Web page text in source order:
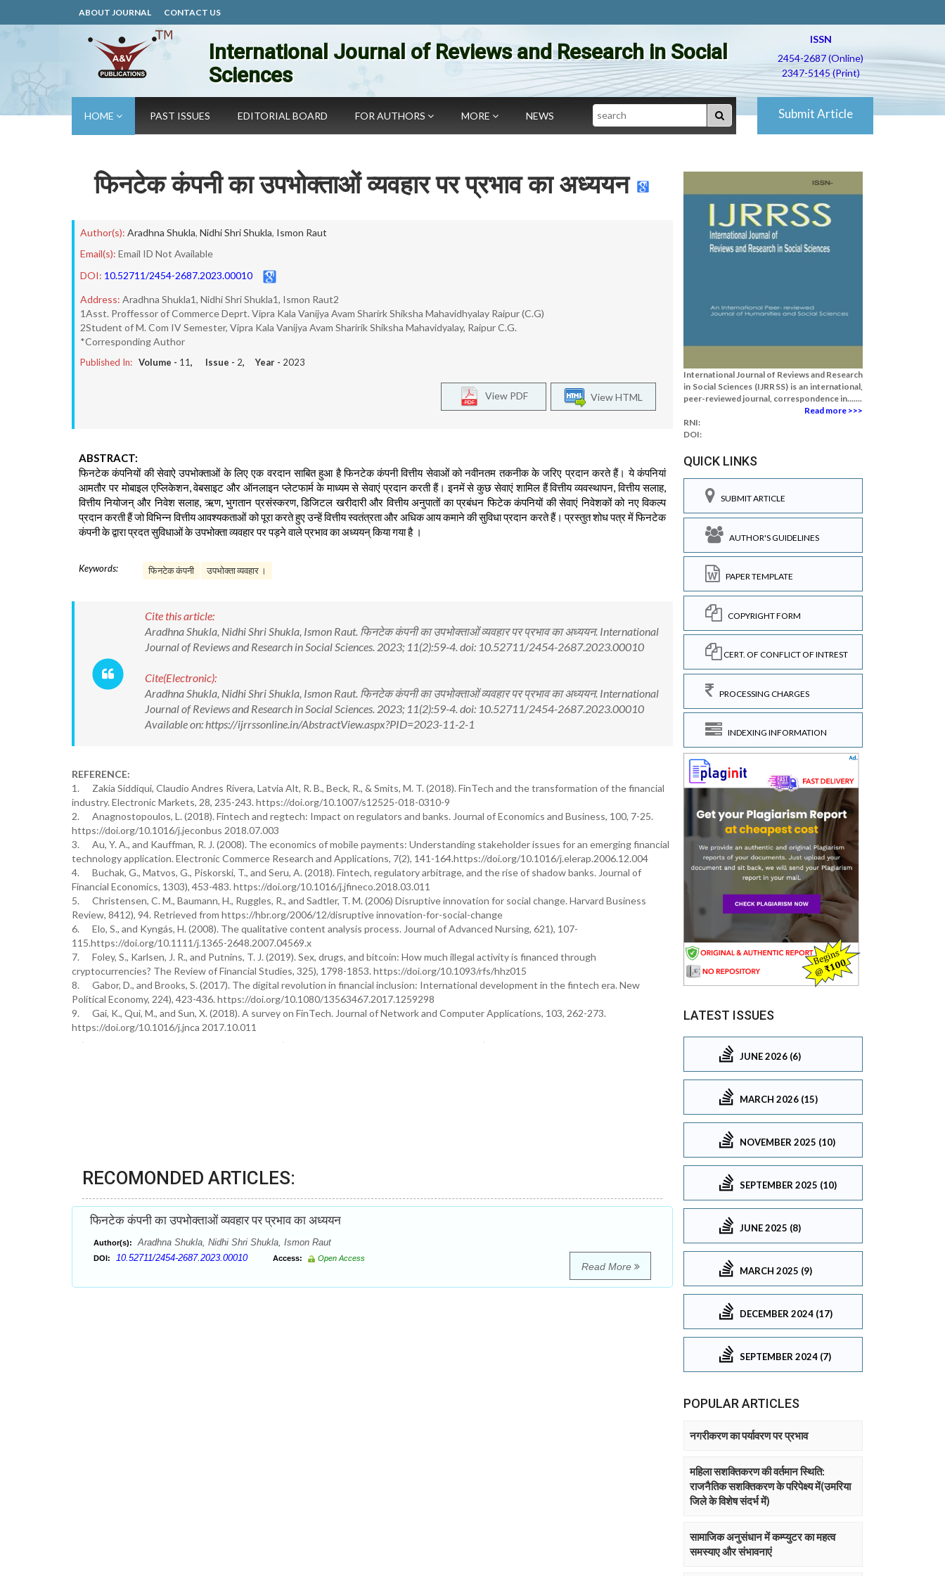
ABOUT JOURNAL CONTACT US
International Journal of Reviews and Research in Social
Sciences
ISSN
2454-2687 (Online)
2347-5145 (Print)
HOME PAST ISSUES EDITORIAL BOARD FOR AUTHORS MORE NEWS Search Submit Article
फिनटेक कंपनी का उपभोक्ताओं व्यवहार पर प्रभाव का अध्ययन
Author(s): Aradhna Shukla, Nidhi Shri Shukla, Ismon Raut
Email(s): Email ID Not Available
DOI: 10.52711/2454-2687.2023.00010
Address: Aradhna Shukla1, Nidhi Shri Shukla1, Ismon Raut2
1Asst. Proffessor of Commerce Deprt. Vipra Kala Vanijya Avam Sharirk Shiksha Mahavidhyalay Raipur (C.G)
2Student of M. Com IV Semester, Vipra Kala Vanijya Avam Sharirik Shiksha Mahavidyalay, Raipur C.G.
*Corresponding Author
Published In: Volume - 11, Issue - 2, Year - 2023
View HTML
View PDF
ABSTRACT:
फिनटेक कंपनियों की सेवाऐ उपभोक्ताओं के लिए एक वरदान साबित हुआ है फिनटेक कंपनी वित्तीय सेवाओं को नवीनतम तकनीक के जरिए प्रदान करते हैं। ये कंपनियां
आमतौर पर मोबाइल एप्लिकेशन, वेबसाइट और ऑनलाइन प्लेटफार्म के माध्यम से सेवाएं प्रदान करती हैं। इनमें से कुछ सेवाएं शामिल हैं वित्तीय व्यवस्थापन, वित्तीय सलाह,
वित्तीय नियोजन् और निवेश सलाह, ऋण, भुगतान प्रसंस्करण, डिजिटल खरीदारी और वित्तीय अनुपातों का प्रबंधन फिटेक कंपनियों की सेवाएं निवेशकों को नए विकल्प
प्रदान करती हैं जो विभिन्न वित्तीय आवश्यकताओं को पूरा करते हुए उन्हें वित्तीय स्वतंत्रता और अधिक आय कमाने की सुविधा प्रदान करते हैं। प्रस्तुत शोध पत्र में फिनटेक
कंपनी के द्वारा प्रदत सुविधाओं के उपभोक्ता व्यवहार पर पड़ने वाले प्रभाव का अध्ययन् किया गया है ।
Keywords: फिनटेक कंपनी उपभोक्ता व्यवहार ।
Cite this article:
Aradhna Shukla, Nidhi Shri Shukla, Ismon Raut. फिनटेक कंपनी का उपभोक्ताओं व्यवहार पर प्रभाव का अध्ययन. International
Journal of Reviews and Research in Social Sciences. 2023; 11(2):59-4. doi: 10.52711/2454-2687.2023.00010
Cite(Electronic):
Aradhna Shukla, Nidhi Shri Shukla, Ismon Raut. फिनटेक कंपनी का उपभोक्ताओं व्यवहार पर प्रभाव का अध्ययन. International
Journal of Reviews and Research in Social Sciences. 2023; 11(2):59-4. doi: 10.52711/2454-2687.2023.00010
Available on: https://ijrrssonline.in/AbstractView.aspx?PID=2023-11-2-1
REFERENCE:
1. Zakia Siddiqui, Claudio Andres Rivera, Latvia Alt, R. B., Beck, R., & Smits, M. T. (2018). FinTech and the transformation of the financial
industry. Electronic Markets, 28, 235-243. https://doi.org/10.1007/s12525-018-0310-9
2. Anagnostopoulos, L. (2018). Fintech and regtech: Impact on regulators and banks. Journal of Economics and Business, 100, 7-25.
https://doi.org/10.1016/j.jeconbus 2018.07.003
3. Au, Y. A., and Kauffman, R. J. (2008). The economics of mobile payments: Understanding stakeholder issues for an emerging financial
technology application. Electronic Commerce Research and Applications, 7(2), 141-164.https://doi.org/10.1016/j.elerap.2006.12.004
4. Buchak, G., Matvos, G., Piskorski, T., and Seru, A. (2018). Fintech, regulatory arbitrage, and the rise of shadow banks. Journal of
Financial Economics, 1303), 453-483. https://doi.org/10.1016/j.jfineco.2018.03.011
5. Christensen, C. M., Baumann, H., Ruggles, R., and Sadtler, T. M. (2006) Disruptive innovation for social change. Harvard Business
Review, 8412), 94. Retrieved from https://hbr.org/2006/12/disruptive innovation-for-social-change
6. Elo, S., and Kyngás, H. (2008). The qualitative content analysis process. Journal of Advanced Nursing, 621), 107-
115.https://doi.org/10.1111/j.1365-2648.2007.04569.x
7. Foley, S., Karlsen, J. R., and Putnins, T. J. (2019). Sex, drugs, and bitcoin: How much illegal activity is financed through
cryptocurrencies? The Review of Financial Studies, 325), 1798-1853. https://doi.org/10.1093/rfs/hhz015
8. Gabor, D., and Brooks, S. (2017). The digital revolution in financial inclusion: International development in the fintech era. New
Political Economy, 224), 423-436. https://doi.org/10.1080/13563467.2017.1259298
9. Gai, K., Qui, M., and Sun, X. (2018). A survey on FinTech. Journal of Network and Computer Applications, 103, 262-273.
https://doi.org/10.1016/j.jnca 2017.10.011
RECOMONDED ARTICLES:
फिनटेक कंपनी का उपभोक्ताओं व्यवहार पर प्रभाव का अध्ययन
Author(s): Aradhna Shukla, Nidhi Shri Shukla, Ismon Raut
DOI: 10.52711/2454-2687.2023.00010 Access: Open Access
Read More
International Journal of Reviews and Research
in Social Sciences (IJRRSS) is an international,
peer-reviewed journal, correspondence in.......
Read more >>>
RNI:
DOI:
QUICK LINKS
SUBMIT ARTICLE
AUTHOR'S GUIDELINES
PAPER TEMPLATE
COPYRIGHT FORM
CERT. OF CONFLICT OF INTREST
PROCESSING CHARGES
INDEXING INFORMATION
LATEST ISSUES
JUNE 2026 (6)
MARCH 2026 (15)
NOVEMBER 2025 (10)
SEPTEMBER 2025 (10)
JUNE 2025 (8)
MARCH 2025 (9)
DECEMBER 2024 (17)
SEPTEMBER 2024 (7)
POPULAR ARTICLES
नगरीकरण का पर्यावरण पर प्रभाव
महिला सशक्तिकरण की वर्तमान स्थिति:
राजनैतिक सशक्तिकरण के परिपेक्ष्य में(उमरिया
जिले के विशेष संदर्भ में)
सामाजिक अनुसंधान में कम्प्युटर का महत्व
समस्याए और संभावनाएं